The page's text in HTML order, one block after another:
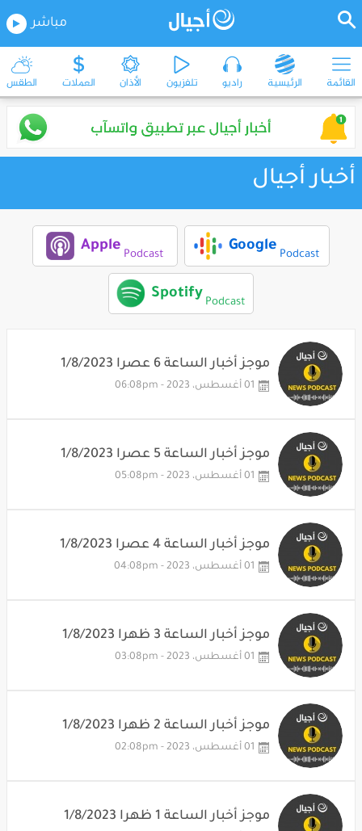
مباشر
القائمة الرئيسية راديو تلفزيون الأذان العملات الطقس
أخبار أجيال
Google
Podcast
Apple
Podcast
Spotify
Podcast
موجز أخبار الساعة 6 عصرا 1/8/2023
01 أغسطس، 2023 - 06:08pm
موجز أخبار الساعة 5 عصرا 1/8/2023
01 أغسطس، 2023 - 05:08pm
موجز أخبار الساعة 4 عصرا 1/8/2023
01 أغسطس، 2023 - 04:08pm
موجز أخبار الساعة 3 ظهرا 1/8/2023
01 أغسطس، 2023 - 03:08pm
موجز أخبار الساعة 2 ظهرا 1/8/2023
01 أغسطس، 2023 - 02:08pm
موجز أخبار الساعة 1 ظهرا 1/8/2023